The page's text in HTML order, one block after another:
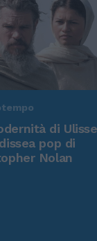
di Ulisse
pop di
Nolan